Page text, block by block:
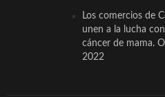
Los comercios de
unen a la lucha
cáncer de mama.
2022